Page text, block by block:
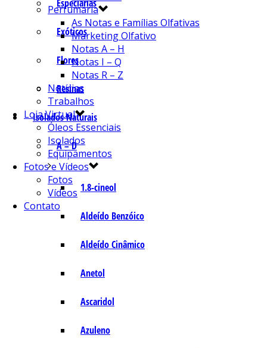
Especiarias
Exóticos
Flores
Resinas
Isolados Naturais
A – D
1.8-cineol
Aldeído Benzóico
Aldeído Cinâmico
Anetol
Ascaridol
Azuleno
Perfumaria
As Notas e Famílias Olfativas
Marketing Olfativo
Notas A – H
Notas I – Q
Notas R – Z
Notícias
Trabalhos
Loja Virtual
Óleos Essenciais
Isolados
Equipamentos
Fotos e Vídeos
Fotos
Vídeos
Contato